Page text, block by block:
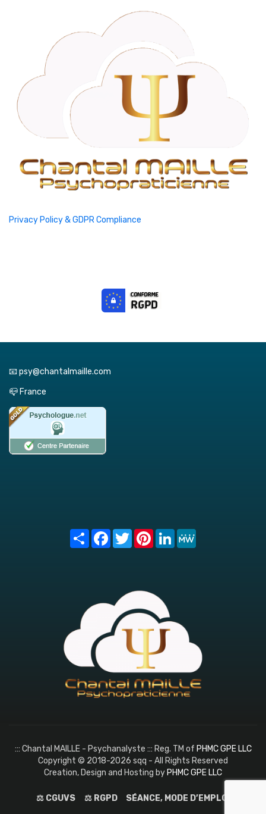
Privacy Policy & GDPR Compliance
📧 psy@chantalmaille.com
📪 France
Share FacebookTwitterPinterest
LinkedIn
::: Chantal MAILLE - Psychanalyste ::: Reg. TM of PHMC GPE LLC
Copyright © 2018-2026 sqq - All Rights Reserved
Creation, Design and Hosting byPHMC GPE LLC
⚖️ CGUVS ⚖️ RGPD SÉANCE, MODE D’EMPLOI